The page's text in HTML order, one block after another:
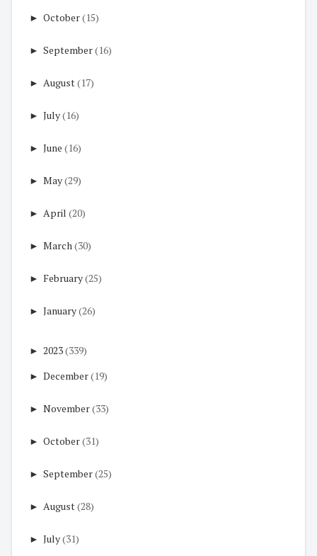
► October(15)
► September(16)
► August(17)
► July(16)
► June (16)
► May(29)
► April (20)
► March (30)
► February(25)
► January(26)
► 2023(339)
► December(19)
► November(33)
► October(31)
► September(25)
► August(28)
► July(31)